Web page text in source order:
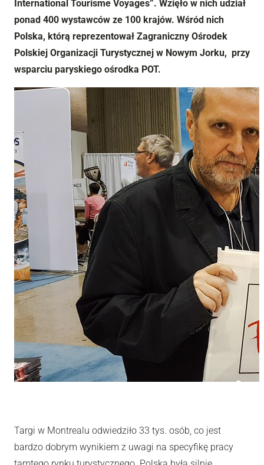
International Tourisme Voyages”. Wzięło w nich udział
ponad 400 wystawców ze 100 krajów. Wśród nich
Polska, którą reprezentował Zagraniczny Ośrodek
Polskiej Organizacji Turystycznej w Nowym Jorku, przy
wsparciu paryskiego ośrodka POT.
Targi w Montrealu odwiedziło 33 tys. osób, co jest
bardzo dobrym wynikiem z uwagi na specyfikę pracy